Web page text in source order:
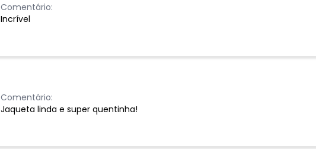
Comentário:
Incrível
Comentário:
Jaqueta linda e super quentinha!